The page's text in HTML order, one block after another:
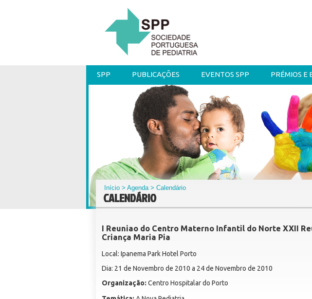
SPP PUBLICAÇÕES EVENTOS SPP PRÉMIOS E
Início >Agenda> Calendário
CALENDÁRIO
I Reuniao do Centro Materno Infantil do Norte XXII
Criança Maria Pia
Local: Ipanema Park Hotel Porto
Dia: 21 de Novembro de 2010 a 24 de Novembro de 2010
Organização: Centro Hospitalar do Porto